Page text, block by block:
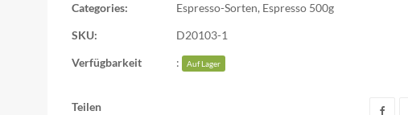
Categories: Espresso-Sorten, Espresso 500g
SKU:
D20103-1
Verfügbarkeit
: Auf Lager
Teilen